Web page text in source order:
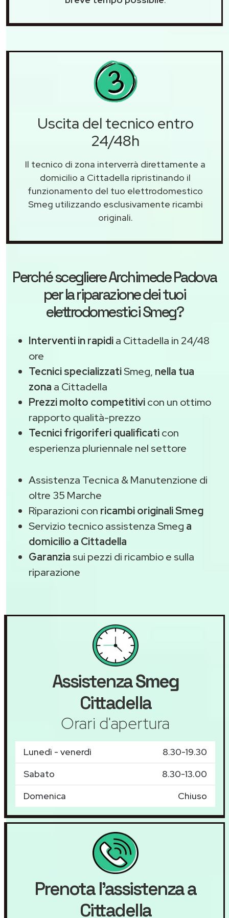
Uscita del tecnico entro
24/48h
Il tecnico di zona interverrà direttamente a
domicilio a Cittadella ripristinando il
funzionamento del tuo elettrodomestico
Smeg utilizzando esclusivamente ricambi
originali.
Perché scegliereArchimede Padova
per la riparazione dei tuoi
elettrodomestici Smeg?
Interventi in rapidia Cittadella in 24/48
ore
Tecnici specializzatiSmeg, nella tua
zona a Cittadella
Prezzi molto competitivicon un ottimo
rapporto qualità-prezzo
Tecnici frigoriferi qualificaticon
esperienza pluriennale nel settore
Assistenza Tecnica & Manutenzione di
oltre 35 Marche
Riparazioni con ricambi originali Smeg
Servizio tecnico assistenza Smeg a
domicilio a Cittadella
Garanzia sui pezzi di ricambio e sulla
riparazione
AssistenzaSmeg
Cittadella
Orari d'apertura
Lunedì - venerdì
8.30-19.30
Sabato
8.30-13.00
Domenica
Chiuso
Prenota l'assistenza a
Cittadella